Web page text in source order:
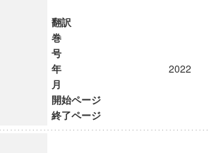
翻訳
巻
号
年
2022
月
開始ページ
終了ページ